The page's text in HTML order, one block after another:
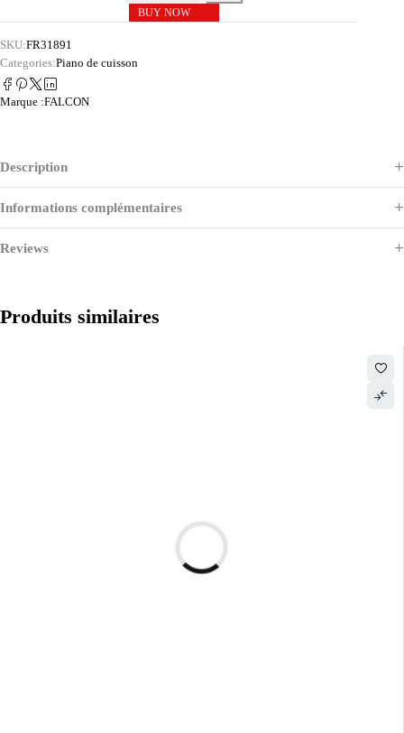
BUY NOW
SKU:FR31891
Categories:Piano de cuisson
Marque :FALCON
Description
Informations complémentaires
Reviews
Produits similaires